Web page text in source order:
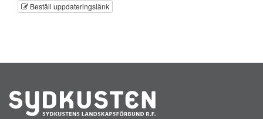
Beställ uppdateringslänk